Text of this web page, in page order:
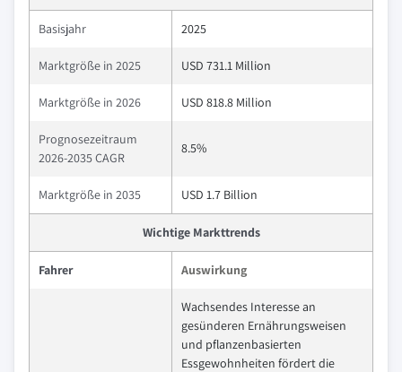
Basisjahr 2025
Marktgröße in 2025 USD 731.1 Million
Marktgröße in 2026 USD 818.8 Million
Prognosezeitraum
2026-2035 CAGR
8.5%
Marktgröße in 2035 USD 1.7 Billion
Wichtige Markttrends
Fahrer Auswirkung
Wachsendes Interesse an
gesünderen Ernährungsweisen
und pflanzenbasierten
Essgewohnheiten fördert die